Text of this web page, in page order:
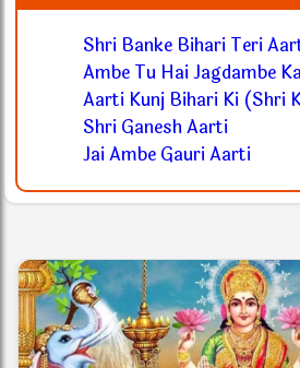
Shri Banke Bihari Teri
Ambe Tu Hai Jagdambe
Aarti Kunj Bihari Ki (Shri
Shri Ganesh Aarti
Jai Ambe Gauri Aarti